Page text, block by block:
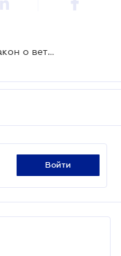
Депутаты планируют рассмотреть Закон о ветеранском предпринимательстве
войти